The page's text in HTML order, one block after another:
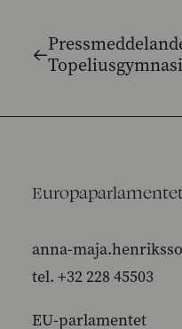
anna-
tel. +32 228 45503
EU-parlamentet